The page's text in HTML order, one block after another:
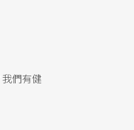
們有健